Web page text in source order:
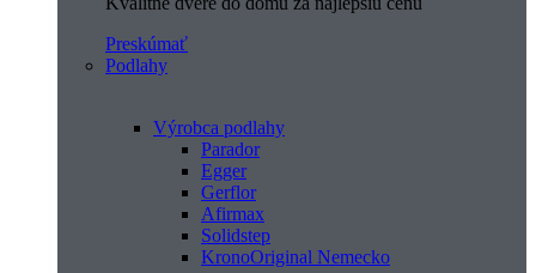
Preskúmať
Podlahy
Výrobca podlahy
Parador
Egger
Gerflor
Afirmax
Solidstep
KronoOriginal Nemecko